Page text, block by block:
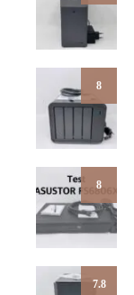
8
8
7.8